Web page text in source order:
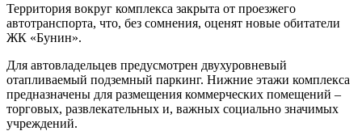
Территория вокруг комплекса закрыта от проезжего
автотранспорта, что, без сомнения, оценят новые обитатели
ЖК «Бунин».
Для автовладельцев предусмотрен двухуровневый
отапливаемый подземный паркинг. Нижние этажи комплекса
предназначены для размещения коммерческих помещений –
торговых, развлекательных и, важных социально значимых
учреждений.